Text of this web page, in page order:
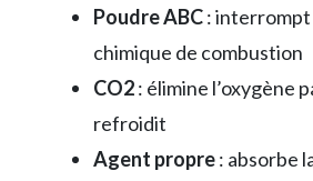
Poudre ABC:
chimique de combustion
CO2: élimine l’oxygène
refroidit
Agent propre: absorbe